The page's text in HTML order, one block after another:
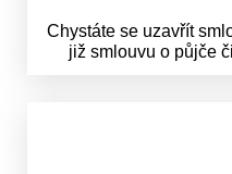
Chystáte se uzavřít
již smlouvu o půjče